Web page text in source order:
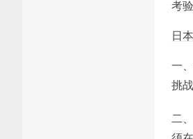
考验
日
一
挑
二